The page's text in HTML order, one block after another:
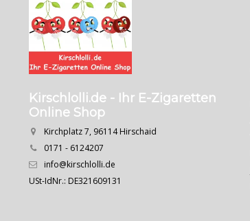
Kirschlolli.de - Ihr E-Zigaretten
Online Shop
Kirchplatz 7, 96114 Hirschaid
0171 - 6124207
info@kirschlolli.de
USt-IdNr.: DE321609131